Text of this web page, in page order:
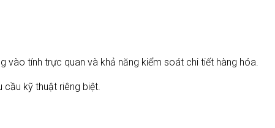
vào tính trực quan và khả năng kiểm soát chi tiết hàng hóa.
kỹ thuật riêng biệt.